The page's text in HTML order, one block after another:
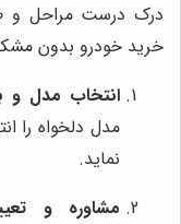
درک درست مراحل و
خرید خودرو بدون
انتخاب مدل و
مدل دلخواه را
نماید.
مشاوره و